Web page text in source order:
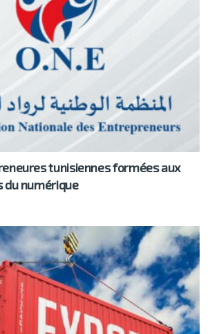
tunisiennes formées aux
du numérique